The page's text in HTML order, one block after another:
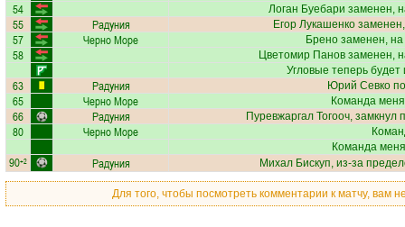
54 Логан Буебари заменен,
55 Радуния Егор Лукашенко
57 Черно Море Бренозаменен,
58 Цветомир Панов заменен,
Угловые теперь
63 Радуния Юрий Севко
65 Черно Море Команда
66 Радуния Пуревжаргал Тогооч, замкнул
80 Черно Море
Команда
90+2 Радуния Михал Бискуп, из-за
Для того, чтобы посмотреть комментарии к матчу, вам